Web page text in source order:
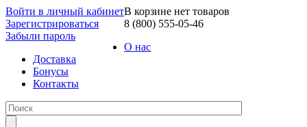
Войти в личный кабинет
Зарегистрироваться
Забыли пароль
В корзине нет товаров
8 (800) 555-05-46
О нас
Доставка
Бонусы
Контакты